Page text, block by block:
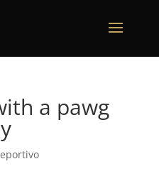
a pawg